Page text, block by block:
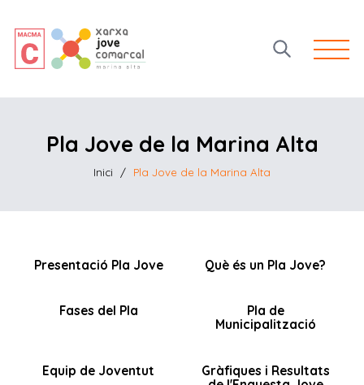
Open
Pla Jove de la Marina Alta
Inici / Pla Jove de la Marina Alta
Presentació Pla Jove Què és un Pla Jove?
Fases del Pla
Pla de
Municipalització
Equip de Joventut
Gràfiques i Resultats